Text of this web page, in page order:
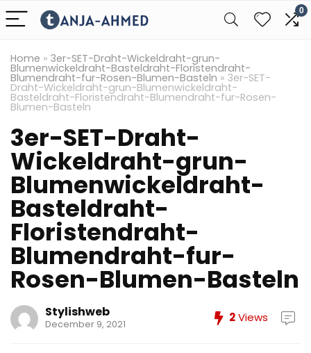
0
Home » 3er-SET-Draht-Wickeldraht-grun-
Blumenwickeldraht-Basteldraht-Floristendraht-
Blumendraht-fur-Rosen-Blumen-Basteln » 3er-SET-
Draht-Wickeldraht-grun-Blumenwickeldraht-
Basteldraht-Floristendraht-Blumendraht-fur-Rosen-
Blumen-Basteln
3er-SET-Draht-
Wickeldraht-grun-
Blumenwickeldraht-
Basteldraht-
Floristendraht-
Blumendraht-fur-
Rosen-Blumen-Basteln
Stylishweb
December 9, 2021 2Views